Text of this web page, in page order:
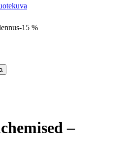
-15 %
–